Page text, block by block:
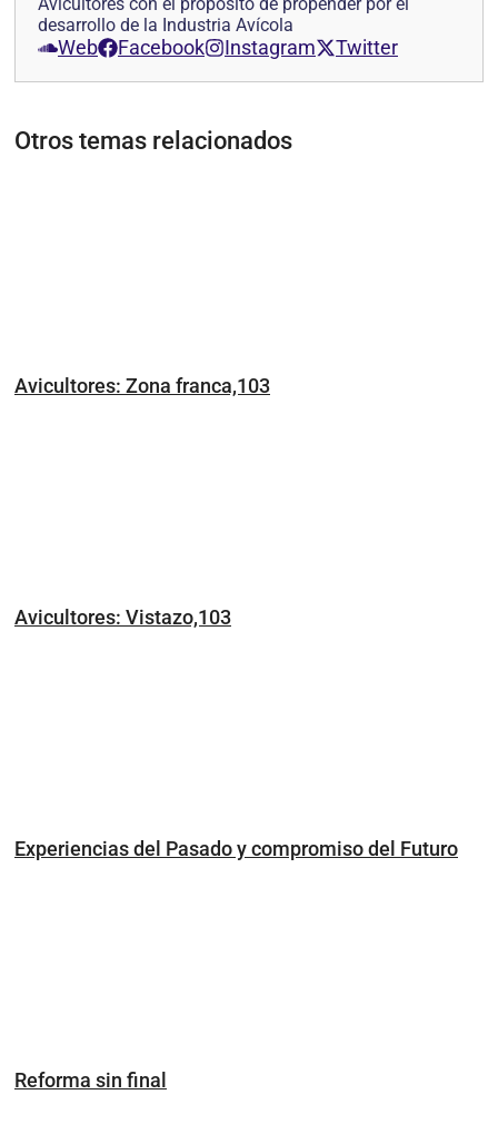
Avicultores con el propósito de propender por el
desarrollo de la Industria Avícola
Web Facebook Instagram Twitter
Otros temas relacionados
Avicultores: Zona franca,103
Avicultores: Vistazo,103
Experiencias del Pasado y compromiso del Futuro
Reforma sin final